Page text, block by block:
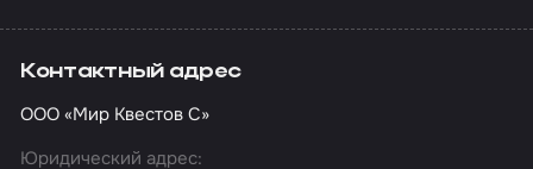
Контактный адрес
ООО «Мир Квестов С»
Юридический адрес: